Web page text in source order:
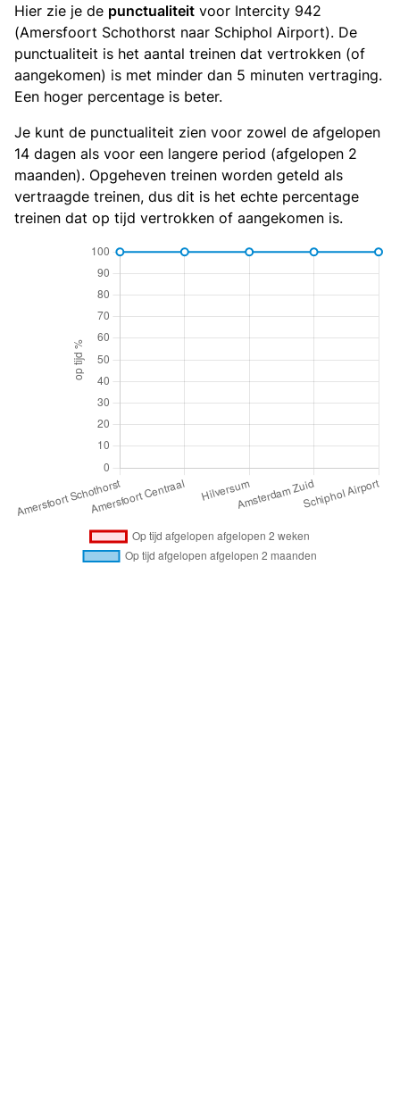
Hier zie je de punctualiteit voor Intercity 942
(Amersfoort Schothorst naar Schiphol Airport). De
punctualiteit is het aantal treinen dat vertrokken (of
aangekomen) is met minder dan 5 minuten vertraging.
Een hoger percentage is beter.
Je kunt de punctualiteit zien voor zowel de afgelopen
14 dagen als voor een langere period (afgelopen 2
maanden). Opgeheven treinen worden geteld als
vertraagde treinen, dus dit is het echte percentage
treinen dat op tijd vertrokken of aangekomen is.